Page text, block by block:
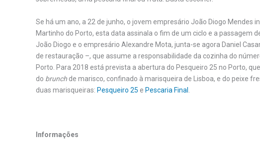
Se há um ano, a 22 de junho, o jovem empresário João Diogo Mendes
Martinho do Porto, esta data assinala o fim de um ciclo e a passagem
João Diogo e o empresário Alexandre Mota, junta-se agora Daniel
de restauração –, que assume a responsabilidade da cozinha do
Porto. Para 2018 está prevista a abertura do Pesqueiro 25 no Porto,
do brunch de marisco, confinado à marisqueira de Lisboa, e do peixe
duas marisqueiras: Pesqueiro 25 e Pescaria Final
Informações